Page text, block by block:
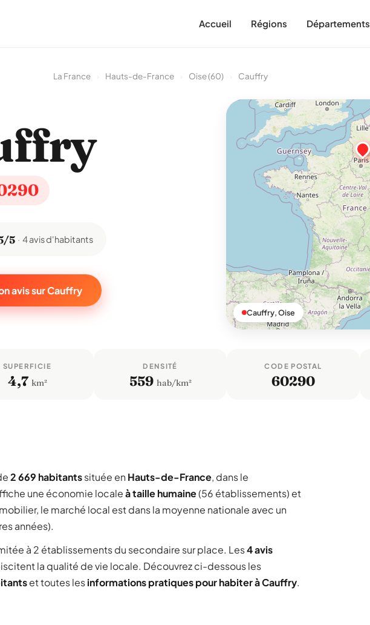
Accueil Régions Départements
La France Hauts-de-France Oise (60) Cauffry
5 4 avis d'habitants
avis sur Cauffry
Cauffry, Oise
SUPERFICIE
4,7 km²
DENSITÉ
559 hab/km²
CODE POSTAL
60290
2 669 habitantssituée en Hauts-de-France, dans le
une économie localeà taille humaine(56 établissements) et
le marché local est dans la moyenne nationale avec un
années).
à 2 établissements du secondaire sur place. Les4 avis
la qualité de vie locale. Découvrez ci-dessous les
et toutes lesinformations pratiques pour habiter à Cauffry.